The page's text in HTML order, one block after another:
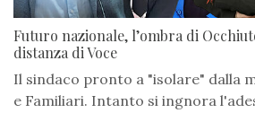
Futuro nazionale, l’ombra di
distanza di Voce
Il sindaco pronto a "isolare" dalla
e Familiari. Intanto si ingnora